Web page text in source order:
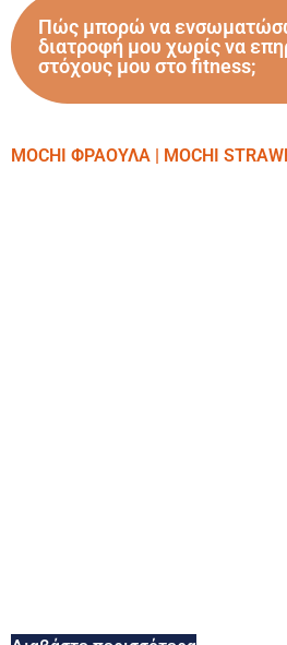
Πώς μπορώ να
διατροφή μου χωρίς να
στόχους μου στο fitness;
Διαβάστε περισσότερα